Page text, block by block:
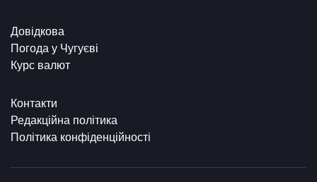
Довідкова
Погода у Чугуєві
Курс валют
Контакти
Редакційна політика
Політика конфіденційності